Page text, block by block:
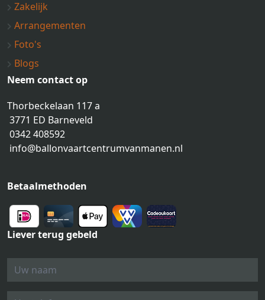
Zakelijk
Arrangementen
Foto's
Blogs
Neem contact op
Thorbeckelaan 117 a
3771 ED Barneveld
0342 408592
info@ballonvaartcentrumvanmanen.nl
Betaalmethoden
Liever terug gebeld